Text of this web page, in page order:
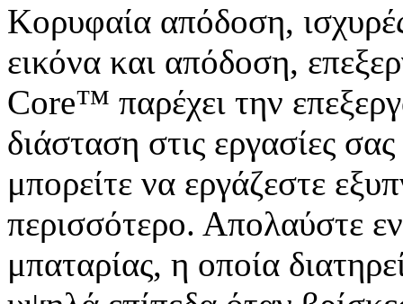
Κορυφαία απόδοση,
εικόνα και απόδοση,
Core™ παρέχει την
διάσταση στις εργασίες
μπορείτε να εργάζεστε
περισσότερο. Απολαύστε
μπαταρίας, η οποία